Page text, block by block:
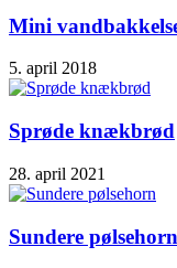
Mini
5. april 2018
Sprøde knækbrød
28. april 2021
Sundere pølsehorn